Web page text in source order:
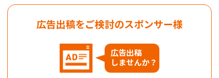
広告出稿をご検討のスポンサー様
広告出稿
しませんか？